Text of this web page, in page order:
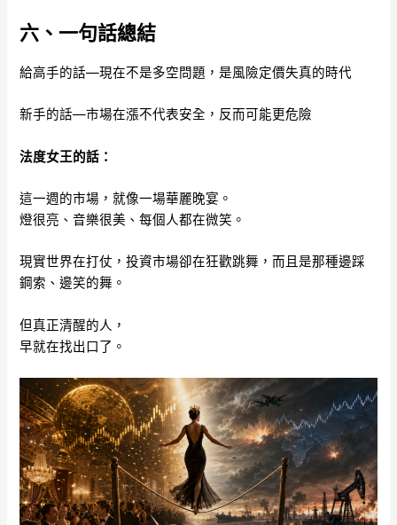
六、一句話總結
給高手的話—現在不是多空問題，是風險定價失真的時代
新手的話—市場在漲不代表安全，反而可能更危險
法度女王的話：
這一週的市場，就像一場華麗晚宴。
燈很亮、音樂很美、每個人都在微笑。
現實世界在打仗，投資市場卻在狂歡跳舞，而且是那種邊踩
鋼索、邊笑的舞。
但真正清醒的人，
早就在找出口了。